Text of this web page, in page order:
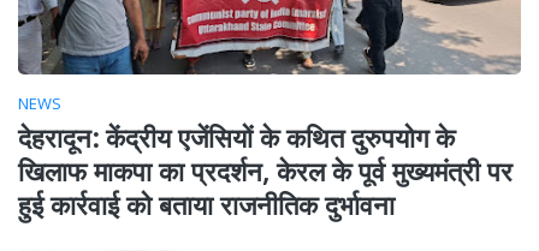
NEWS
देहरादून: केंद्रीय एजेंसियों के कथित दुरुपयोग के
खिलाफ माकपा का प्रदर्शन, केरल के पूर्व मुख्यमंत्री पर
हुई कार्रवाई को बताया राजनीतिक दुर्भावना